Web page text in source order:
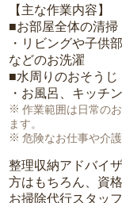
【主な作業内容】
■お部屋全体の清掃
・リビングや子供
などのお洗濯
■水周りのおそうじ
・お風呂、キッチ
作業範囲は日常の
ます。
危険なお仕事や介
整理収納アドバイ
方はもちろん、資
お掃除代行スタッ